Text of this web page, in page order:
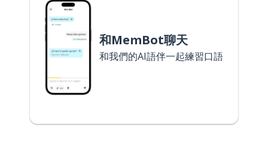
和MemBot聊天
和我們的AI語伴一起練習口語